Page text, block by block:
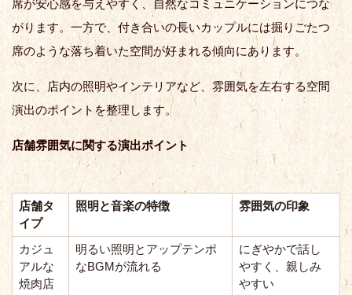
席が安心感を与えやすく、自然なコミュニケーションにつな
がります。一方で、付き合いの長いカップルには掘りごたつ
席のような落ち着いた空間が好まれる傾向にあります。
次に、店内の照明やインテリアなど、雰囲気を左右する空間
演出のポイントを整理します。
店舗雰囲気に関する演出ポイント
店舗タ
イプ
照明と音楽の特徴 雰囲気の印象
カジュ
アルな
焼肉店
明るい照明とアップテンポ
なBGMが流れる
にぎやかで話し
やすく、親しみ
やすい